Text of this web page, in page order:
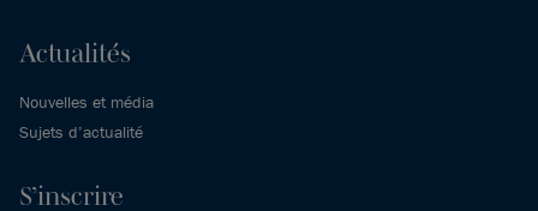
Actualités
Nouvelles et média
Sujets d’actualité
S’inscrire